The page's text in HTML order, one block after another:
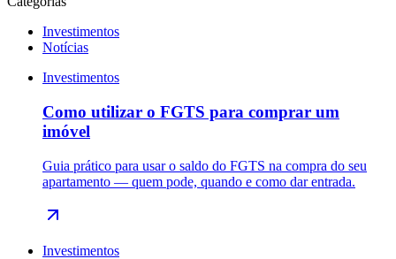
Investimentos
Notícias
Investimentos
Como utilizar o FGTS para comprar um
imóvel
Guia prático para usar o saldo do FGTS na compra do seu
apartamento — quem pode, quando e como dar entrada.
Investimentos